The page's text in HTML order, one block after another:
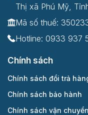
Thị xã Phú Mỹ,
Mã số thuế:
Hotline: 0933 937
Chính sách
Chính sách đổi trả
Chính sách bảo hành
Chính sách vận chuyển